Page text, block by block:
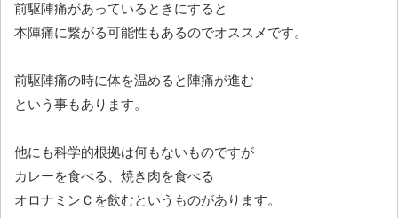
前駆陣痛があっているときにすると
本陣痛に繋がる可能性もあるのでオススメです。
前駆陣痛の時に体を温めると陣痛が進む
という事もあります。
他にも科学的根拠は何もないものですが
カレーを食べる、焼き肉を食べる
オロナミンＣを飲むというものがあります。